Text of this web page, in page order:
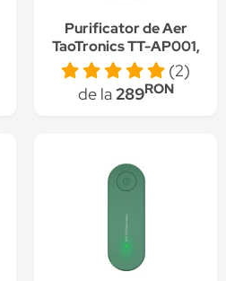
Purificator de Aer
TaoTronics TT-AP001,
CADR 150m3/h, Fitru
Hepa 3 in 1, Filtrare
99.97%, 4 viteze,
(2)
de la289RON